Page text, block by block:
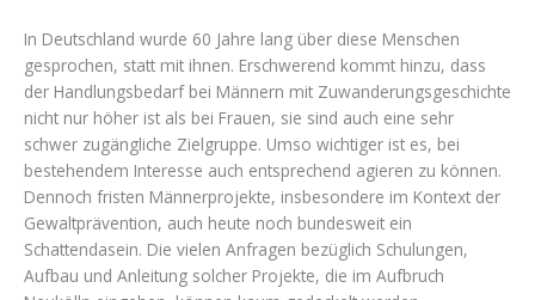
In Deutschland wurde 60 Jahre lang über diese Menschen
gesprochen, statt mit ihnen. Erschwerend kommt hinzu, dass
der Handlungsbedarf bei Männern mit Zuwanderungsgeschichte
nicht nur höher ist als bei Frauen, sie sind auch eine sehr
schwer zugängliche Zielgruppe. Umso wichtiger ist es, bei
bestehendem Interesse auch entsprechend agieren zu können.
Dennoch fristen Männerprojekte, insbesondere im Kontext der
Gewaltprävention, auch heute noch bundesweit ein
Schattendasein. Die vielen Anfragen bezüglich Schulungen,
Aufbau und Anleitung solcher Projekte, die im Aufbruch